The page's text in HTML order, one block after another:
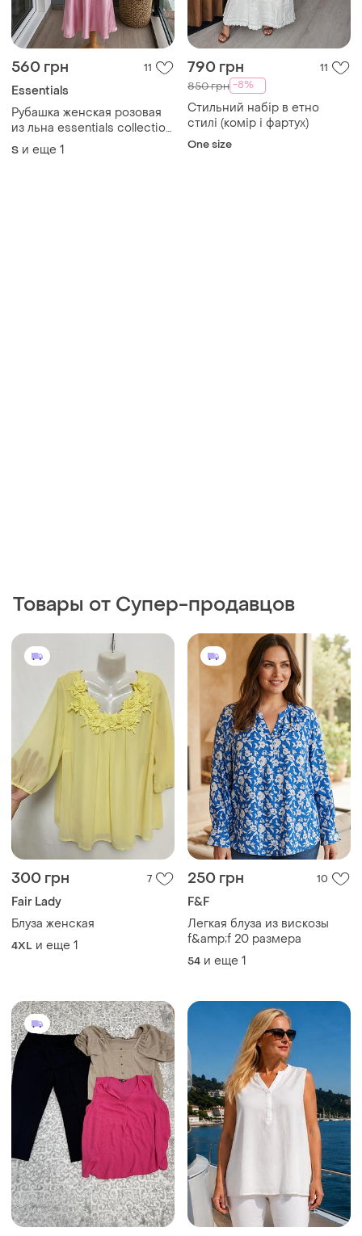
560 грн 11
Essentials
Рубашка женская розовая
из льна essentials collection
100% лен на пуговицах s-m
S и еще 1
790 грн 11
850 грн -8%
Стильний набір в етно
стилі (комір і фартух)
One size
Товары от Супер-продавцов
300 грн 7
Fair Lady
Блуза женская
4XL и еще 1
250 грн 10
F&F
Легкая блуза из вискозы
f&amp;f 20 размера
54 и еще 1